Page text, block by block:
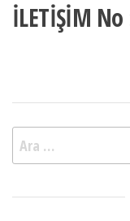
İLETİŞİM
Arama: